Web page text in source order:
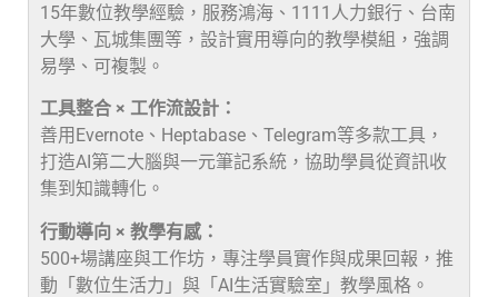
15年數位教學經驗，服務鴻海、1111人力銀行、台南
大學、瓦城集團等，設計實用導向的教學模組，強調
易學、可複製。
工具整合 × 工作流設計：
善用Evernote、Heptabase、Telegram等多款工具，
打造AI第二大腦與一元筆記系統，協助學員從資訊收
集到知識轉化。
行動導向 × 教學有感：
500+場講座與工作坊，專注學員實作與成果回報，推
動「數位生活力」與「AI生活實驗室」教學風格。